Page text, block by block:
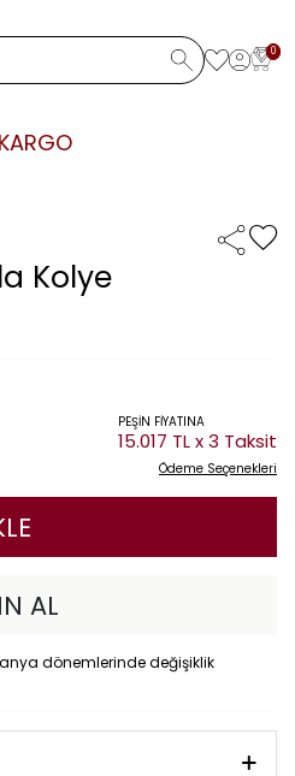
0
Kolye
PEŞİN FİYATINA
15.017 TL x 3 Taksit
Ödeme Seçenekleri
AL
dönemlerinde değişiklik